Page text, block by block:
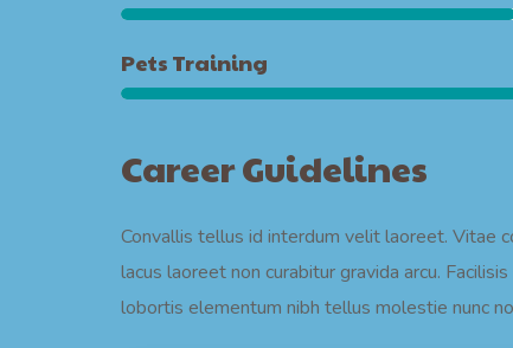
Pets Training
Career Guidelines
Convallis tellus id interdum velit laoreet. Vitae
lacus laoreet non curabitur gravida arcu.
lobortis elementum nibh tellus molestie nunc